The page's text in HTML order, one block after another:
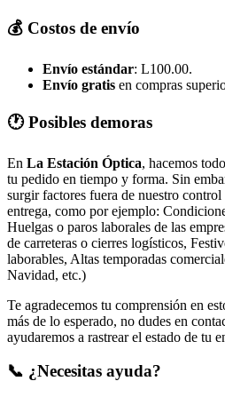
💰 Costos de envío
Envío estándar: L100.00.
Envío gratis en compras
🕐 Posibles demoras
En La Estación Óptica, hacemos
tu pedido en tiempo y forma. Sin
surgir factores fuera de nuestro control
entrega, como por ejemplo:
Huelgas o paros laborales de las
de carreteras o cierres logísticos,
laborables, Altas temporadas
Navidad, etc.)
Te agradecemos tu comprensión en
más de lo esperado, no dudes en
ayudaremos a rastrear el estado de tu
📞 ¿Necesitas ayuda?